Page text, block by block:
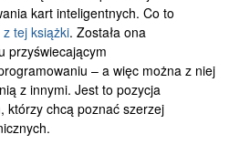
kart inteligentnych. Co to
z tej książki. Została ona
przyświecającym
– a więc można z niej
z innymi. Jest to pozycja
którzy chcą poznać szerzej